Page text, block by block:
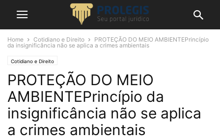
Home Cotidiano e Direito
PROTEÇÃO DO MEIO AMBIENTEPrincípio
da insignificância não se aplica a crimes ambientais
Cotidiano e Direito
PROTEÇÃO DO MEIO
AMBIENTEPrincípio da
insignificância não se aplica
a crimes ambientais